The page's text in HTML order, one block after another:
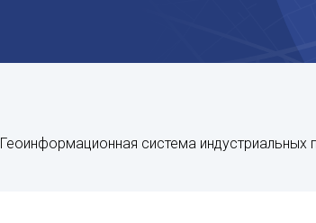
Геоинформационная система